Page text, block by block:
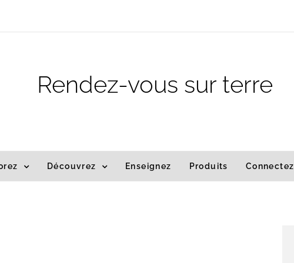
Rendez-vous sur terre
Découvrez Enseignez Produits Connectez